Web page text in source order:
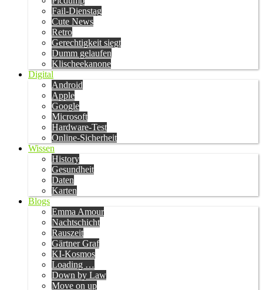
Fail-Dienstag
Cute News
Retro
Gerechtigkeit siegt
Dumm gelaufen
Klischeekanone
Digital
Android
Apple
Google
Microsoft
Hardware-Test
Online-Sicherheit
Wissen
History
Gesundheit
Daten
Karten
Blogs
Emma Amour
Nachtschicht
Rauszeit
Gärtner Graf
KI-Kosmos
Loading …
Down by Law
Move on up